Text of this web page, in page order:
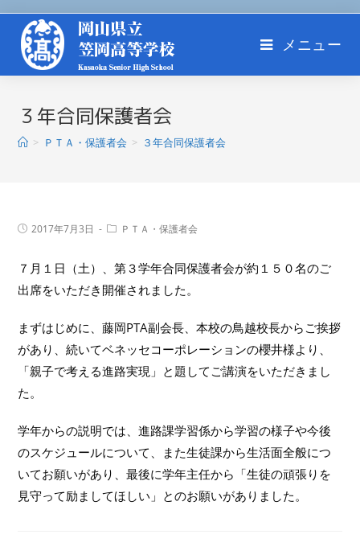
メニュー
３年合同保護者会
> ＰＴＡ・保護者会 > ３年合同保護者会
2017年7月3日 ＰＴＡ・保護者会
７月１日（土）、第３学年合同保護者会が約１５０名のご
出席をいただき開催されました。
まずはじめに、藤岡PTA副会長、本校の鳥越校長からご挨拶
があり、続いてベネッセコーポレーションの櫻井様より、
「親子で考える進路実現」と題してご講演をいただきまし
た。
学年からの説明では、進路課学習係から学習の様子や今後
のスケジュールについて、また生徒課から生活面全般につ
いてお願いがあり、最後に学年主任から「生徒の頑張りを
見守って励ましてほしい」とのお願いがありました。